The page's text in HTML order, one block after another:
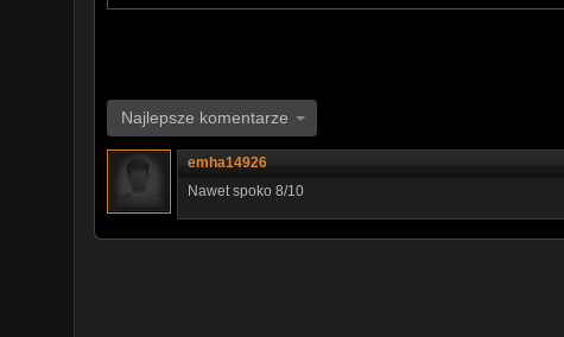
Najlepsze komentarze
emha14926
Nawet spoko 8/10